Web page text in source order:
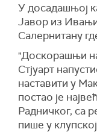
У досадашњој
Јавор из
Салернитану
"Доскорашњи
Стјуарт
наставити у
постао је
Радничког, са
пише у